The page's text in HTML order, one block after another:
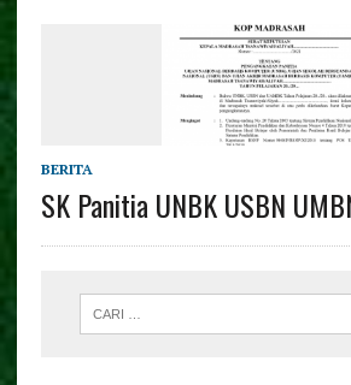
BERITA
SK Panitia UNBK USBN